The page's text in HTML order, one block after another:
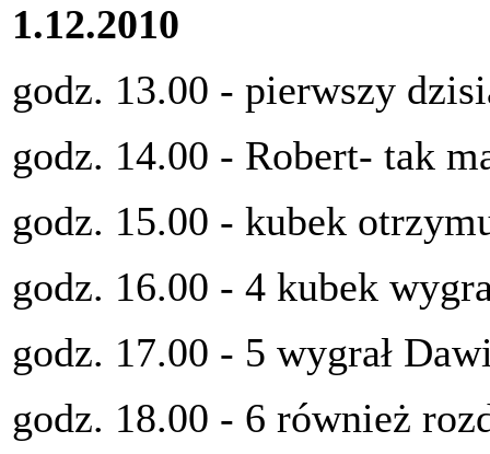
1.12.2010
godz. 13.00 - pierwszy
godz. 14.00 - Robert- tak
godz. 15.00 - kubek
godz. 16.00 - 4 kubek
godz. 17.00 - 5 wygrał
godz. 18.00 - 6 również